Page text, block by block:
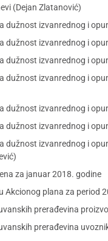
(Dejan Zlatanović)
dužnost izvanrednog i
dužnost izvanrednog i
dužnost izvanrednog i
dužnost izvanrednog i
dužnost izvanrednog i
dužnost izvanrednog i
dužnost izvanrednog i
za januar 2018. godine
Akcionog plana za period
prerađevina
prerađevina